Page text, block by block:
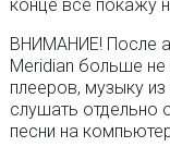
конце всё покажу
ВНИМАНИЕ! После
Meridian больше не
плееров, музыку
слушать отдельно
песни на